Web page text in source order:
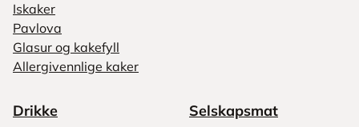
Iskaker
Pavlova
Glasur og kakefyll
Allergivennlige kaker
Drikke Selskapsmat